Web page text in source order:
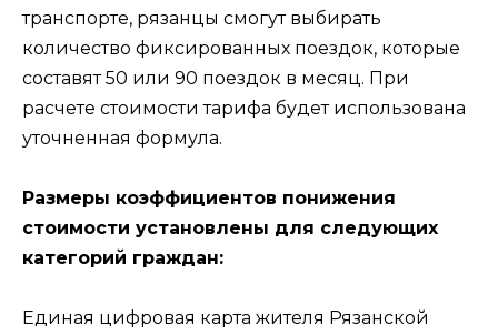
транспорте, рязанцы смогут выбирать
количество фиксированных поездок, которые
составят 50 или 90 поездок в месяц. При
расчете стоимости тарифа будет использована
уточненная формула.
Размеры коэффициентов понижения
стоимости установлены для следующих
категорий граждан:
Единая цифровая карта жителя Рязанской